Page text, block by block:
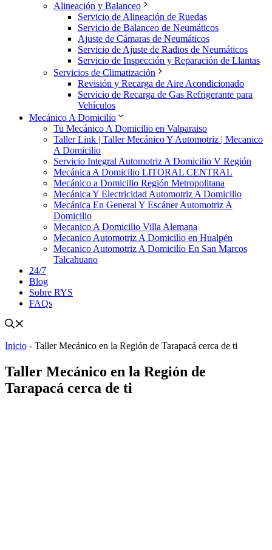
Alineación y Balanceo
Servicio de Alineación de Ruedas
Servicio de Balanceo de Neumáticos
Ajuste de Cámaras de Neumáticos
Servicio de Ajuste de Radios de Neumáticos
Servicio de Inspección y Reparación de Llantas
Servicios de Climatización
Revisión y Recarga de Aire Acondicionado
Servicio de Recarga de Gas Refrigerante para
Vehículos
Mecánico A Domicilio
Tu Mecánico A Domicilio en Valparaiso
Taller Link | Taller Mecánico Y Automotriz | Mecanico
A Domicilio
Servicio Integral Automotriz A Domicilio V Región
Mecánica A Domicilio LITORAL CENTRAL
Mecánico a Domicilio Región Metropolitana
Mecánica Y Electricidad Automotriz A Domicilio
Mecánica En General Y Escáner Automotriz A
Domicilio
Mecanico A Domicilio Villa Alemana
Mecanico Automotriz A Domicilio en Hualpén
Mecanico Automotriz A Domicilio En San Marcos
Talcahuano
24/7
Blog
Sobre RYS
FAQs
Inicio - Taller Mecánico en la Región de Tarapacá cerca de ti
Taller Mecánico en la Región de
Tarapacá cerca de ti